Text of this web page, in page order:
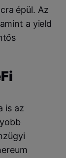
épül. Az
a yield
is az